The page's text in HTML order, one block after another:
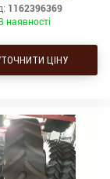
1162396369
наявності
ЦІНУ